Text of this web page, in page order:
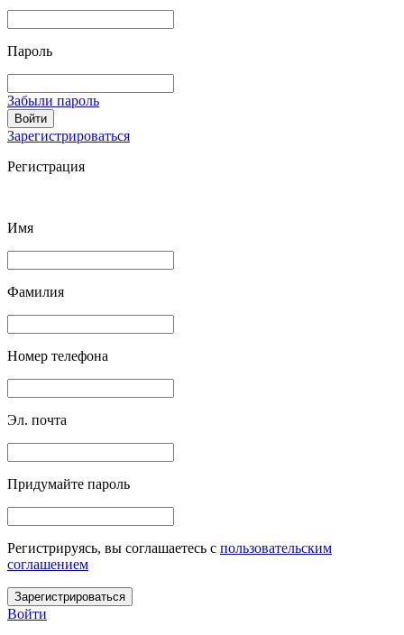
Пароль
Забыли пароль
Войти
Зарегистрироваться
Регистрация
Имя
Фамилия
Номер телефона
Эл. почта
Придумайте пароль
Регистрируясь, вы соглашаетесь c пользовательским
соглашением
Зарегистрироваться
Войти